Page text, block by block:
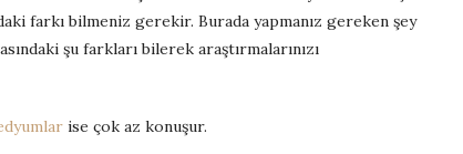
farkı bilmeniz gerekir. Burada yapmanız gereken şey
şu farkları bilerek araştırmalarınızı
ise çok az konuşur.